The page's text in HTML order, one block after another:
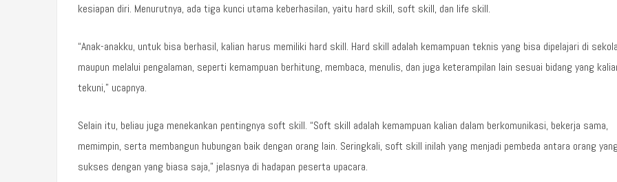
kesiapan diri. Menurutnya, ada tiga kunci utama keberhasilan, yaitu hard skill, soft skill, dan life skill.
“Anak-anakku, untuk bisa berhasil, kalian harus memiliki hard skill. Hard skill adalah kemampuan teknis yang bisa dipelajari di
maupun melalui pengalaman, seperti kemampuan berhitung, membaca, menulis, dan juga keterampilan lain sesuai bidang yang
tekuni,” ucapnya.
Selain itu, beliau juga menekankan pentingnya soft skill. “Soft skill adalah kemampuan kalian dalam berkomunikasi, bekerja sama,
memimpin, serta membangun hubungan baik dengan orang lain. Seringkali, soft skill inilah yang menjadi pembeda antara orang yang
sukses dengan yang biasa saja,” jelasnya di hadapan peserta upacara.